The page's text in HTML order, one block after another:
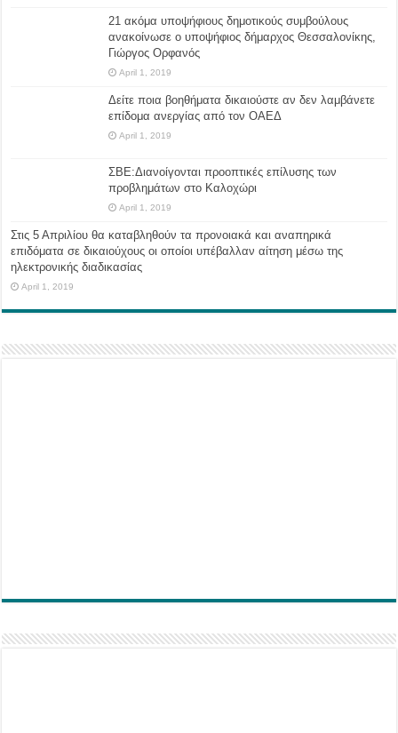
21 ακόμα υποψήφιους δημοτικούς συμβούλους
ανακοίνωσε ο υποψήφιος δήμαρχος Θεσσαλονίκης,
Γιώργος Ορφανός
April 1, 2019
Δείτε ποια βοηθήματα δικαιούστε αν δεν λαμβάνετε
επίδομα ανεργίας από τον ΟΑΕΔ
April 1, 2019
ΣΒΕ:Διανοίγονται προοπτικές επίλυσης των
προβλημάτων στο Καλοχώρι
April 1, 2019
Στις 5 Απριλίου θα καταβληθούν τα προνοιακά και αναπηρικά
επιδόματα σε δικαιούχους οι οποίοι υπέβαλλαν αίτηση μέσω της
ηλεκτρονικής διαδικασίας
April 1, 2019